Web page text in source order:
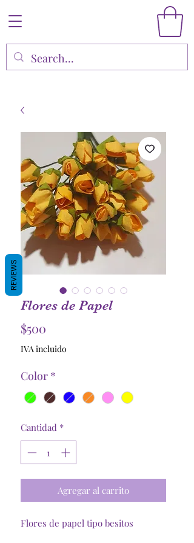
Flores de Papel
$500
IVA incluido
Color *
Cantidad *
Agregar al carrito
Flores de papel tipo besitos
REVIEWS